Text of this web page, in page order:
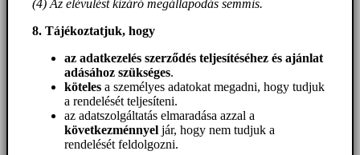
(4) Az elévülést kizáró megállapodás semmis.
8. Tájékoztatjuk, hogy
az adatkezelés szerződés teljesítéséhez és ajánlat
adásához szükséges.
köteles a személyes adatokat megadni, hogy tudjuk
a rendelését teljesíteni.
az adatszolgáltatás elmaradása azzal a
következménnyel jár, hogy nem tudjuk a
rendelését feldolgozni.